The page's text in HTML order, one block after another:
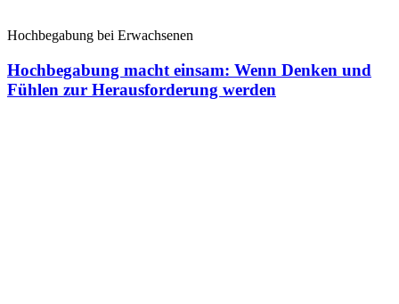
Hochbegabung bei Erwachsenen
Hochbegabung macht einsam: Wenn Denken und
Fühlen zur Herausforderung werden